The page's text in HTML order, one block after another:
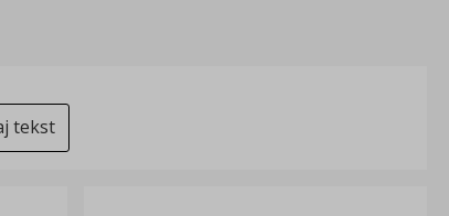
tekst